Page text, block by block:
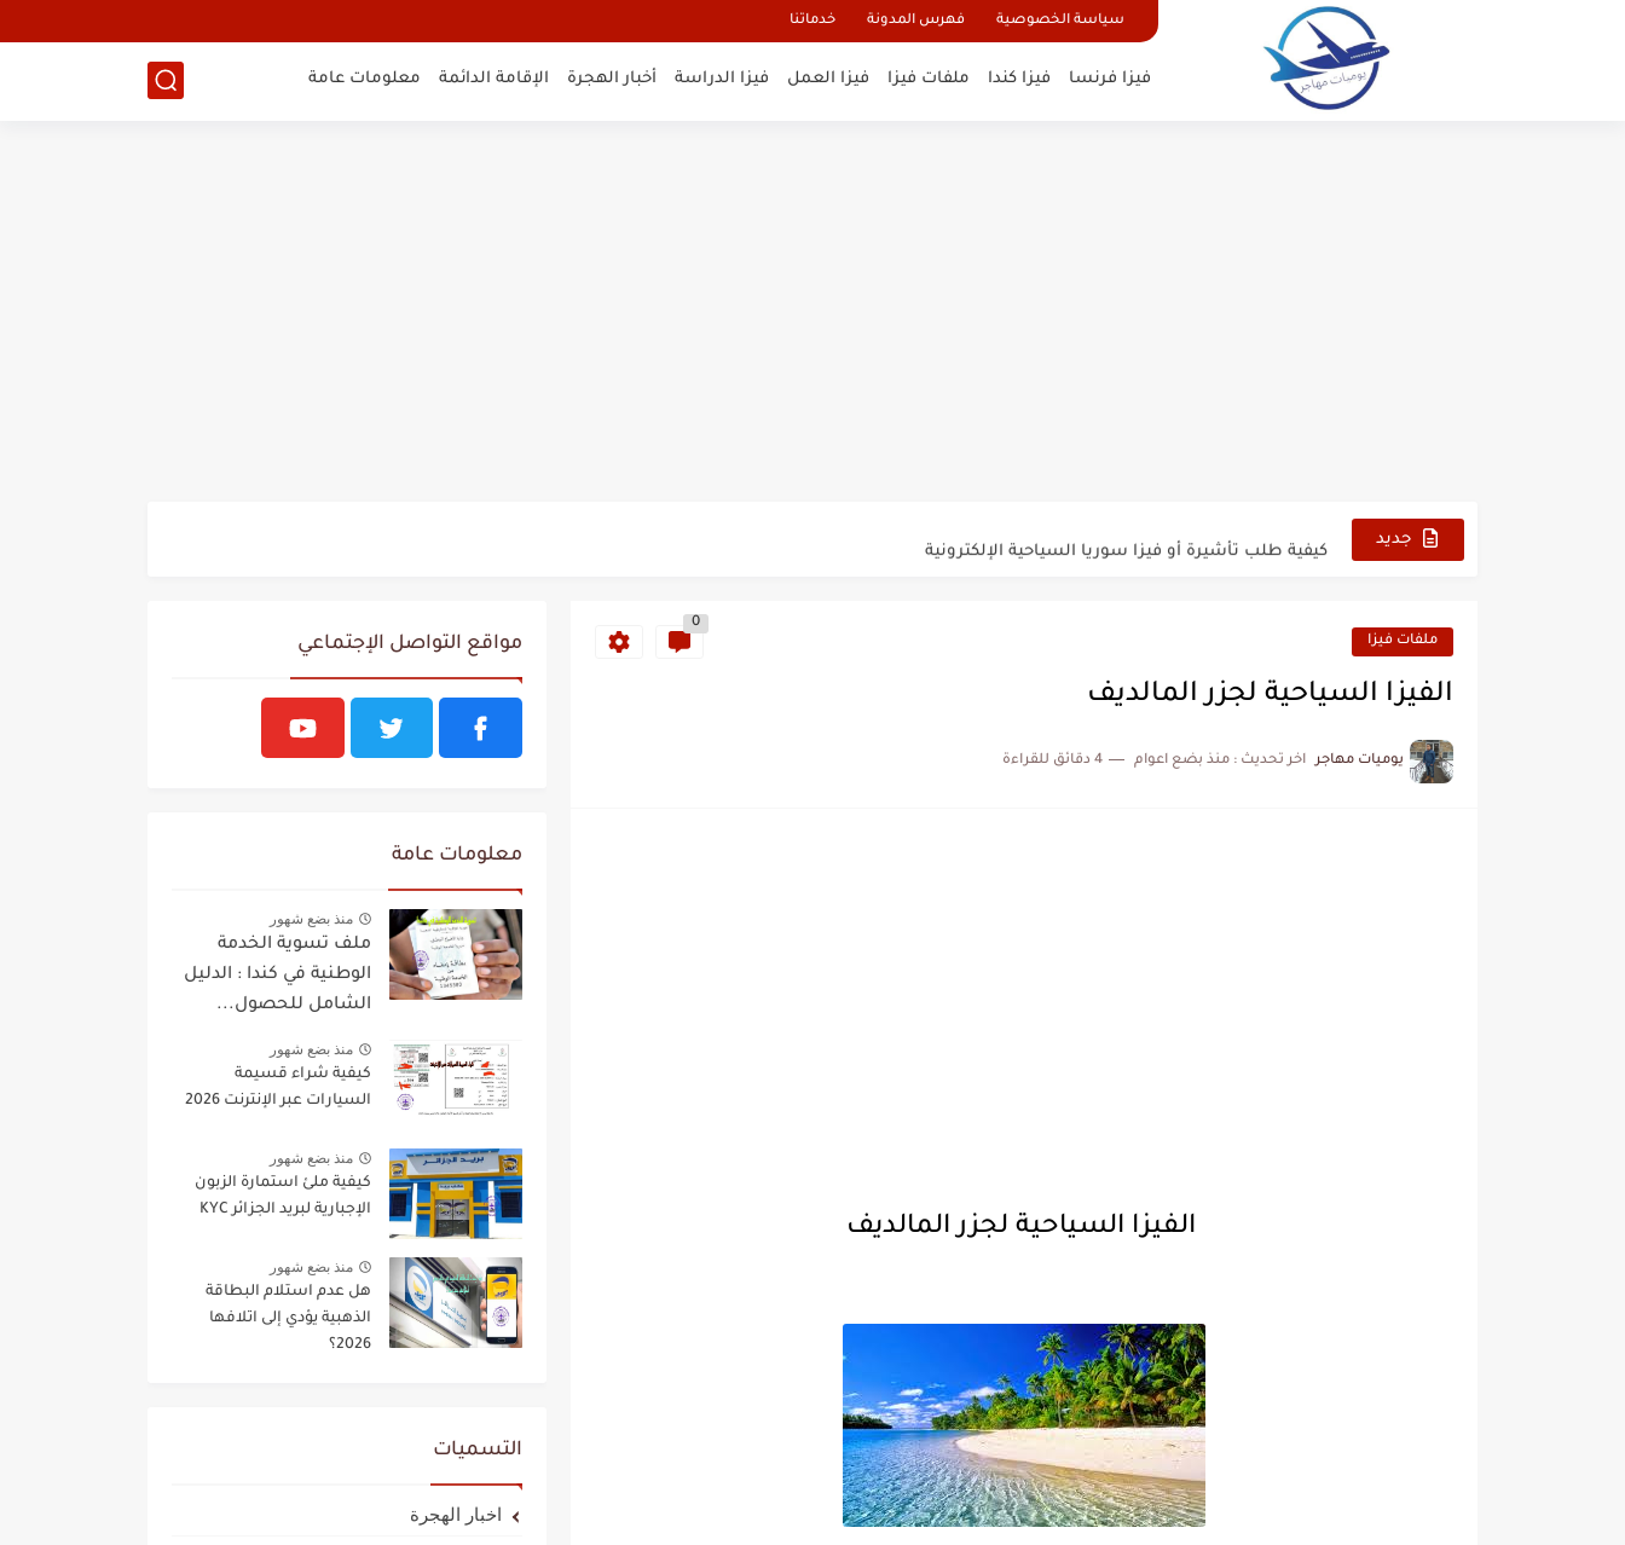
سياسة الخصوصية فهرس المدونة خدماتنا
فيزا فرنسا فيزا كندا ملفات فيزا فيزا العمل فيزا الدراسة أخبار الهجرة الإقامة الدائمة معلومات عامة
جديد كيفية طلب تأشيرة أو فيزا سوريا السياحية الإلكترونية
تأشيرة أو فيزا أفغانستان السياحية 2026
ملفات فيزا
0
الفيزا السياحية لجزر المالديف
يوميات مهاجر اخر تحديث : منذ بضع اعوام 4 دقائق للقراءة
الفيزا السياحية لجزر المالديف
مواقع التواصل الإجتماعي
معلومات عامة
منذ بضع شهور
ملف تسوية الخدمة
الوطنية في كندا : الدليل
الشامل للحصول...
منذ بضع شهور
كيفية شراء قسيمة
السيارات عبر الإنترنت 2026
منذ بضع شهور
كيفية ملئ استمارة الزبون
الإجبارية لبريد الجزائر KYC
منذ بضع شهور
هل عدم استلام البطاقة
الذهبية يؤدي إلى اتلافها
2026؟
التسميات
اخبار الهجرة